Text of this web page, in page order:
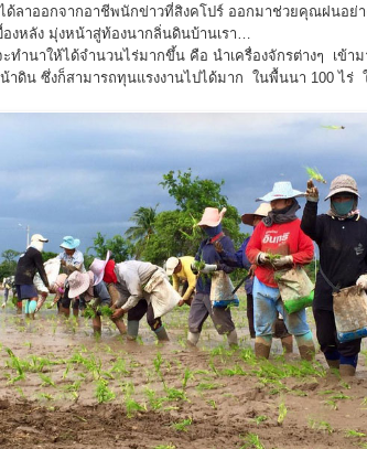
าออกจากอาชีพนักข่าวที่สิงคโปร์ ออกมาช่วยคุณฝนอย่า
งหลัง มุ่งหน้าสู่ท้องนากลิ่นดินบ้านเรา…
นาให้ได้จำนวนไร่มากขึ้น คือ นำเครื่องจักรต่างๆ เข้าม
าดิน ซึ่งก็สามารถทุนแรงงานไปได้มาก ในพื้นนา 100 ไร่